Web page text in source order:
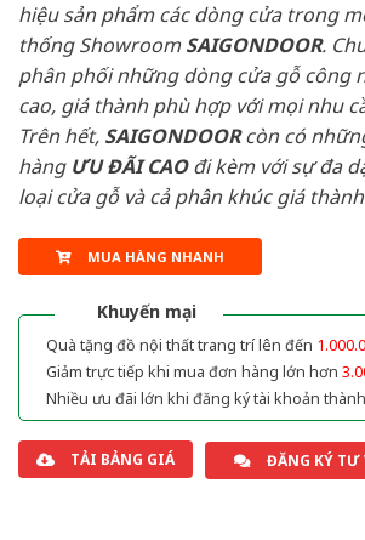
hiệu sản phẩm các dòng cửa trong
thống ShowroomSAIGONDOOR.
phân phối những dòng cửa gỗ công
cao, giá thành phù hợp với mọi nhu
Trên hết, SAIGONDOORcòn có
hàng ƯU ĐÃI CAOđi kèm với sự đa
loại cửa gỗ và cả phân khúc giá
MUA HÀNG NHANH
Khuyến mại
Quà tặng đồ nội thất trang trí lên đến
Giảm trực tiếp khi mua đơn hàng lớn hơn
Nhiều ưu đãi lớn khi đăng ký tài khoản
TẢI BẢNG GIÁ ĐĂNG KÝ TƯ